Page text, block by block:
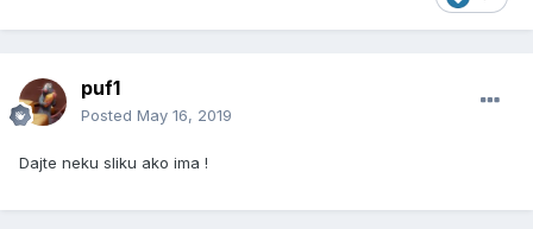
puf1
Posted May 16, 2019
Dajte neku sliku ako ima !